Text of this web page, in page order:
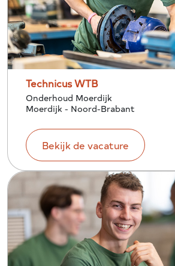
Technicus WTB
Onderhoud Moerdijk
Moerdijk - Noord-Brabant
Bekijk de vacature